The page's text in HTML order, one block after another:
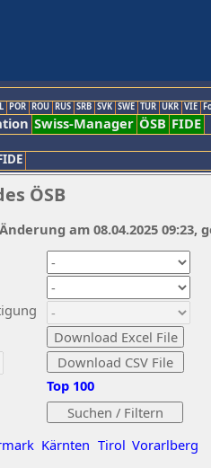
POR ROU RUS SRB SVK SWE TUR UKR VIE
Swiss-Manager ÖSB FIDE
ÖSB
Kärnten Tirol Vorarlberg
Top 100
am 08.04.2025